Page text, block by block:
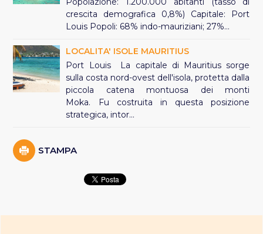
crescita demografica 0,8%) Capitale: Port
Louis Popoli: 68% indo-mauriziani; 27%...
LOCALITA' ISOLE MAURITIUS
Port Louis La capitale di Mauritius sorge
sulla costa nord-ovest dell'isola, protetta dalla
piccola catena montuosa dei monti
Moka. Fu costruita in questa posizione
strategica, intor...
STAMPA